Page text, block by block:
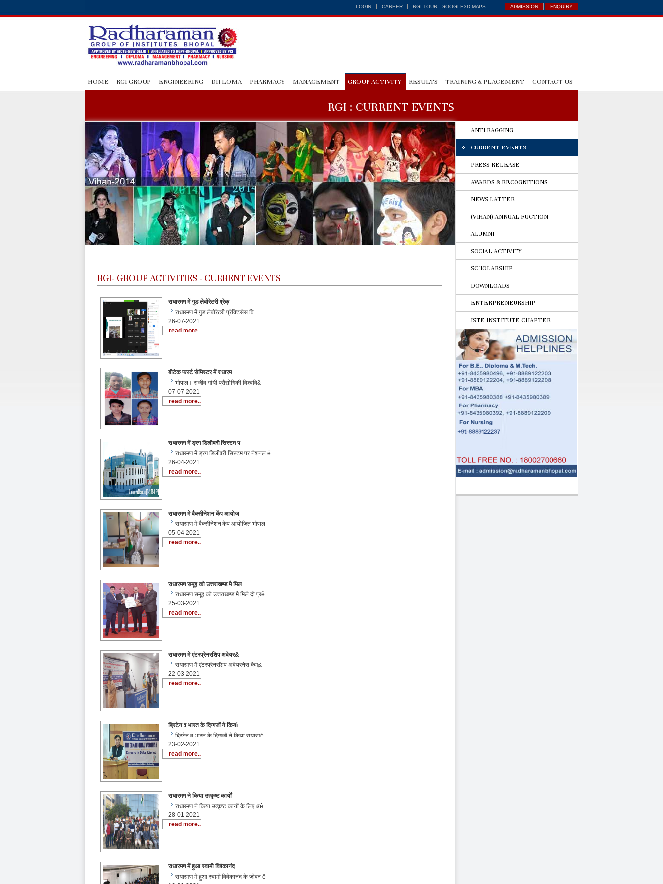
LOGIN CAREER RGI TOUR : GOOGLE3D MAPS : ADMISSION ENQUIRY
HOME RGI GROUP ENGINEERING DIPLOMA PHARMACY MANAGEMENT GROUP ACTIVITY RESULTS TRAINING & PLACEMENT CONTACT US
RGI : CURRENT EVENTS
RGI- GROUP ACTIVITIES - CURRENT EVENTS
राधारमण में गुड लेबोरेटरी प्रेक्
राधारमण में गुड लेबोरेटरी प्रेक्टिसेस वि
26-07-2021
read more..
बीटेक फर्स्ट सेमिस्टर में राधारम
भोपाल। राजीव गांधी प्रौद्योगिकी विश्ववि&
07-07-2021
read more..
राधारमण में ड्रग डिलीवरी सिस्टम प
राधारमण में ड्रग डिलीवरी सिस्टम पर नेशनल ë
26-04-2021
read more..
राधारमण में वैक्सीनेशन केंप आयोज
राधारमण में वैक्सीनेशन केंप आयोजित भोपाल
05-04-2021
read more..
राधारमण समूह को उत्तराखण्ड मै मिल
राधारमण समूह को उत्तराखण्ड मै मिले दो प्रê
25-03-2021
read more..
राधारमण में एंटरप्रेनरशिप अवेयर&
राधारमण में एंटरप्रेनरशिप अवेयरनेस कैम्&
22-03-2021
read more..
ब्रिटेन व भारत के दिग्गजों ने कियì
ब्रिटेन व भारत के दिग्गजों ने किया राधारमé
23-02-2021
read more..
राधारमण ने किया उत्कृष्ट कार्यों
राधारमण ने किया उत्कृष्ट कार्यों के लिए अê
28-01-2021
read more..
राधारमण में हुआ स्वामी विवेकानंद
राधारमण में हुआ स्वामी विवेकानंद के जीवन ê
ANTI RAGGING
CURRENT EVENTS
PRESS RELEASE
AWARDS & RECOGNITIONS
NEWS LATTER
(VIHAN) ANNUAL FUCTION
ALUMNI
SOCIAL ACTIVITY
SCHOLARSHIP
DOWNLOADS
ENTERPRENEURSHIP
ISTE INSTITUTE CHAPTER